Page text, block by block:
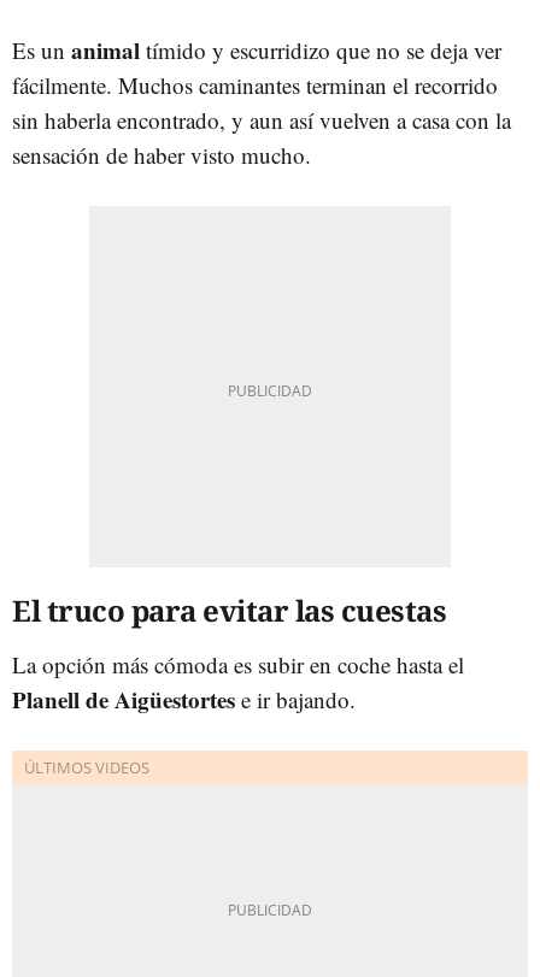
Es un animal tímido y escurridizo que no se deja ver
fácilmente. Muchos caminantes terminan el recorrido
sin haberla encontrado, y aun así vuelven a casa con la
sensación de haber visto mucho.
El truco para evitar las cuestas
La opción más cómoda es subir en coche hasta el
Planell de Aigüestortes e ir bajando.